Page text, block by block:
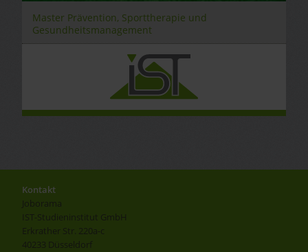
Master Prävention, Sporttherapie und
Gesundheitsmanagement
Kontakt
Joborama
IST-Studieninstitut GmbH
Erkrather Str. 220a-c
40233 Düsseldorf